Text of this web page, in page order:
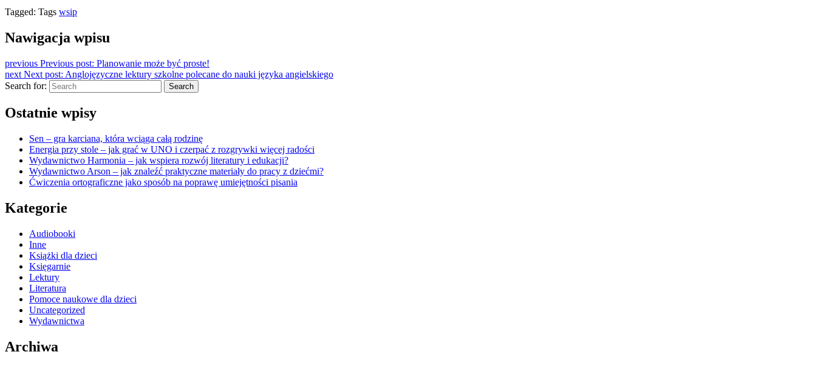
Tagged: Tags wsip
Nawigacja wpisu
previous Previous post: Planowanie może być proste!
next Next post: Anglojęzyczne lektury szkolne polecane do nauki języka angielskiego
Search for:
Search
Ostatnie wpisy
Sen – gra karciana, która wciąga całą rodzinę
Energia przy stole – jak grać w UNO i czerpać z rozgrywki więcej radości
Wydawnictwo Harmonia – jak wspiera rozwój literatury i edukacji?
Wydawnictwo Arson – jak znaleźć praktyczne materiały do pracy z dziećmi?
Ćwiczenia ortograficzne jako sposób na poprawę umiejętności pisania
Kategorie
Audiobooki
Inne
Książki dla dzieci
Księgarnie
Lektury
Literatura
Pomoce naukowe dla dzieci
Uncategorized
Wydawnictwa
Archiwa